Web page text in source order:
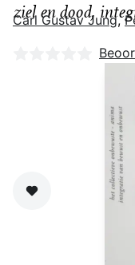
ziel en dood,
Carl Gustav Jung,
Nog geen
Zet op verlanglijst